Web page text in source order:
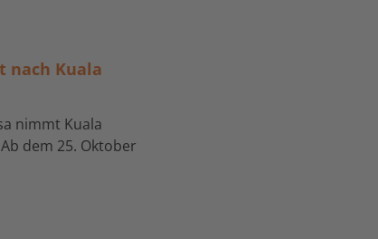
nach Kuala
nimmt Kuala
dem 25. Oktober